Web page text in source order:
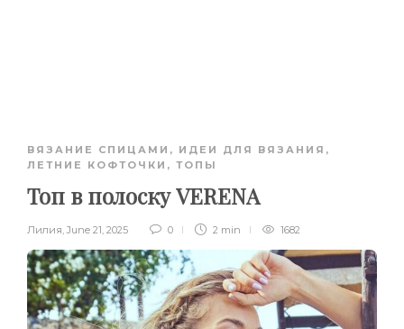
ВЯЗАНИЕ СПИЦАМИ , ИДЕИ ДЛЯ ВЯЗАНИЯ ,
ЛЕТНИЕ КОФТОЧКИ, ТОПЫ
Топ в полоску VERENA
Лилия, June 21, 2025 0 2 min 1682